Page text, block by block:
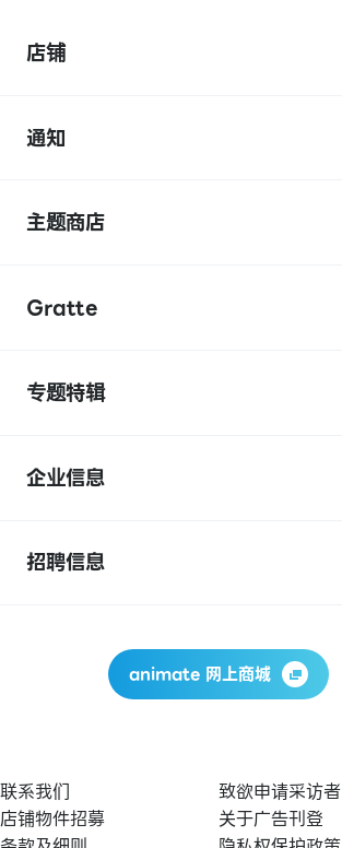
店铺
通知
主题商店
Gratte
专题特辑
企业信息
招聘信息
animate 网上商城
联系我们
致欲申请采访者
店铺物件招募
关于广告刊登